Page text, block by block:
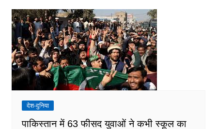
देश-दुनिया
पाकिस्तान में 63 फीसद युवाओं ने कभी स्कूल का